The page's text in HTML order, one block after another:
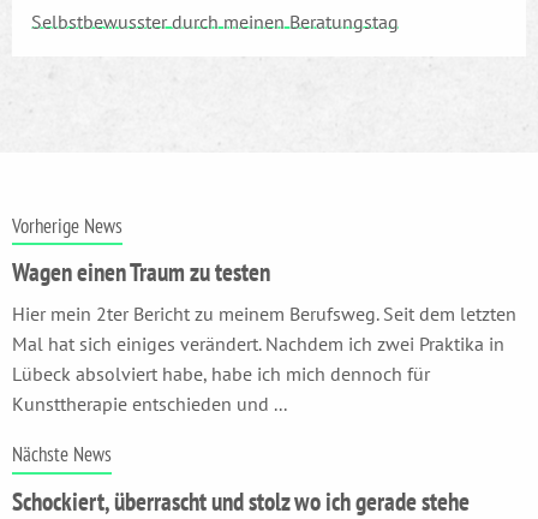
Selbstbewusster durch meinen Beratungstag
Vorherige News
Wagen einen Traum zu testen
Hier mein 2ter Bericht zu meinem Berufsweg. Seit dem letzten
Mal hat sich einiges verändert. Nachdem ich zwei Praktika in
Lübeck absolviert habe, habe ich mich dennoch für
Kunsttherapie entschieden und ...
Nächste News
Schockiert, überrascht und stolz wo ich gerade stehe